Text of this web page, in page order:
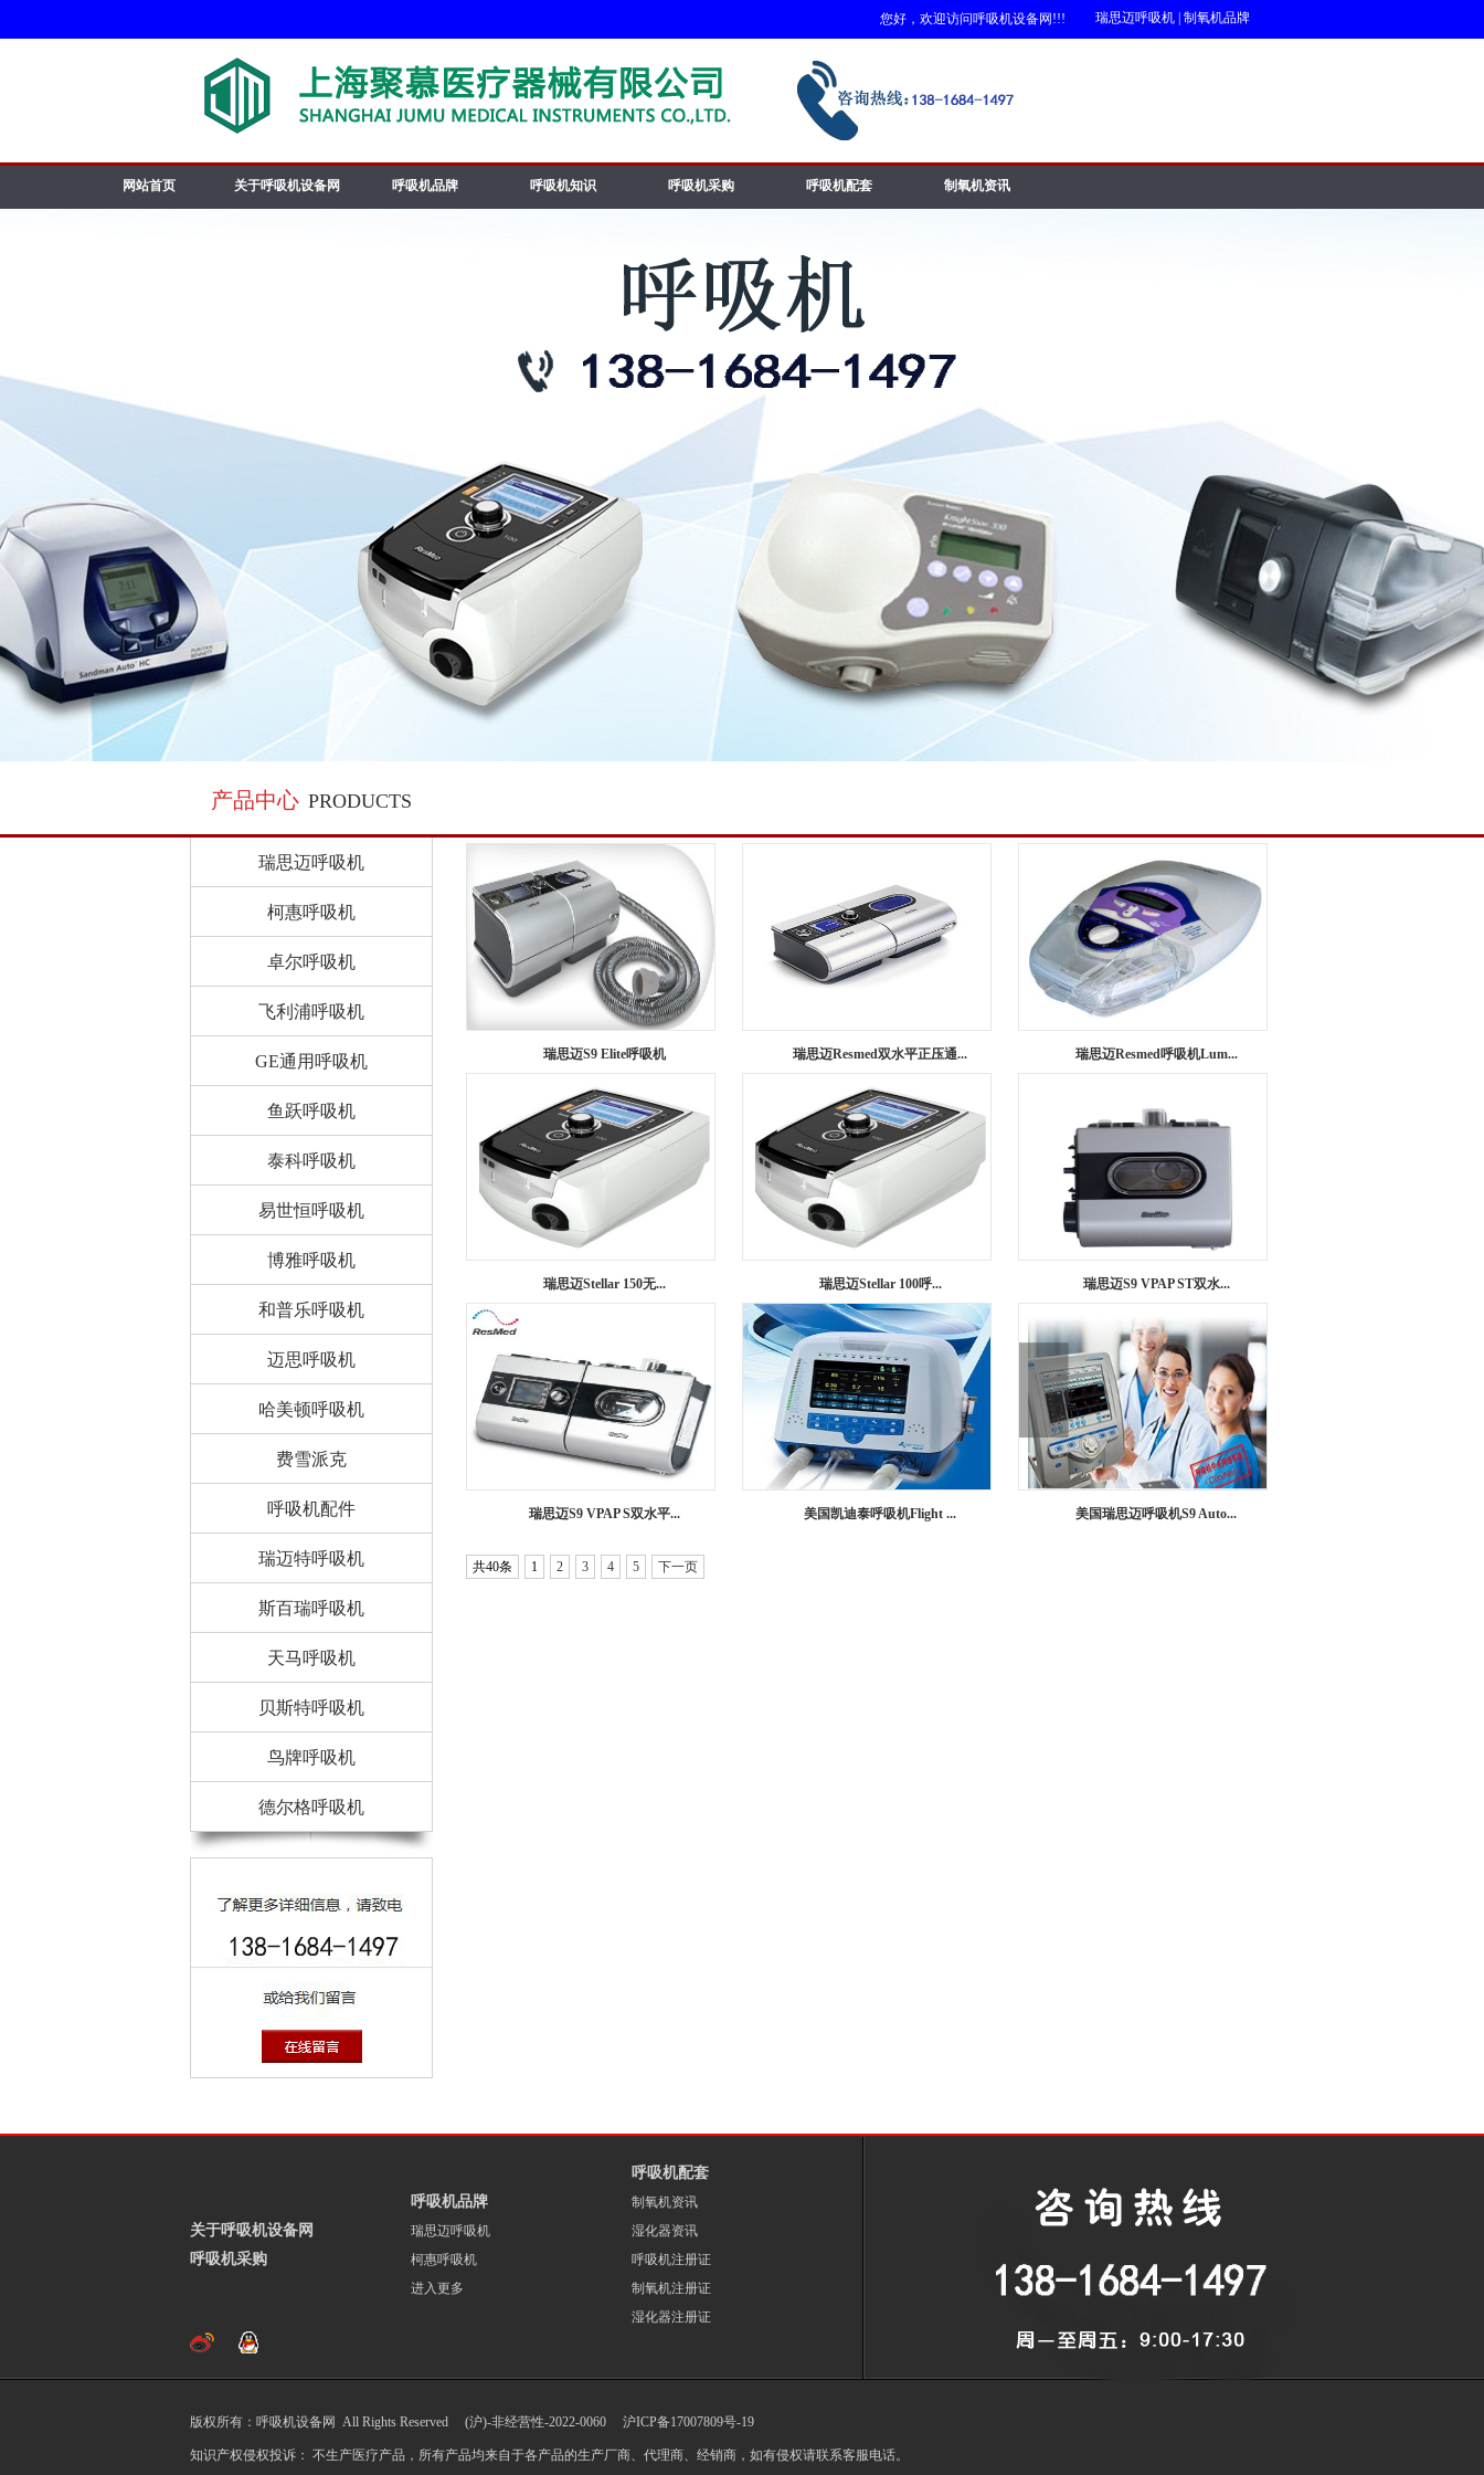
您好，欢迎访问呼吸机设备网!!! 瑞思迈呼吸机 制氧机品牌
网站首页 关于呼吸机设备网 呼吸机品牌 呼吸机知识 呼吸机采购 呼吸机配套 制氧机资讯
1 2 3
产品中心 PRODUCTS
瑞思迈呼吸机
柯惠呼吸机
卓尔呼吸机
飞利浦呼吸机
GE通用呼吸机
鱼跃呼吸机
泰科呼吸机
易世恒呼吸机
博雅呼吸机
和普乐呼吸机
迈思呼吸机
哈美顿呼吸机
费雪派克
呼吸机配件
瑞迈特呼吸机
斯百瑞呼吸机
天马呼吸机
贝斯特呼吸机
鸟牌呼吸机
德尔格呼吸机
瑞思迈S9 Elite呼吸机 瑞思迈Resmed双水平正压通... 瑞思迈Resmed呼吸机Lum...
瑞思迈Stellar 150无... 瑞思迈Stellar 100呼... 瑞思迈S9 VPAP ST双水...
瑞思迈S9 VPAP S双水平... 美国凯迪泰呼吸机Flight ... 美国瑞思迈呼吸机S9 Auto...
共40条 1 2 3 4 5 下一页
关于呼吸机设备网
呼吸机采购
呼吸机品牌
瑞思迈呼吸机
柯惠呼吸机
进入更多
呼吸机配套
制氧机资讯
湿化器资讯
呼吸机注册证
制氧机注册证
湿化器注册证
版权所有：呼吸机设备网 All Rights Reserved (沪)-非经营性-2022-0060 沪ICP备17007809号-19
知识产权侵权投诉： 不生产医疗产品，所有产品均来自于各产品的生产厂商、代理商、经销商，如有侵权请联系客服电话。